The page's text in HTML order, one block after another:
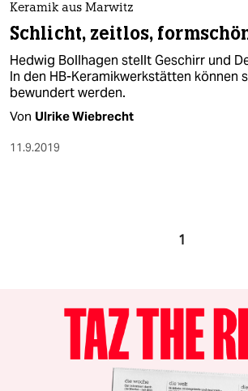
Keramik aus Marwitz
Schlicht, zeitlos,
Hedwig Bollhagen stellt Geschirr und
In den HB-Keramikwerkstätten können
bewundert werden.
Von Ulrike Wiebrecht
11.9.2019
1